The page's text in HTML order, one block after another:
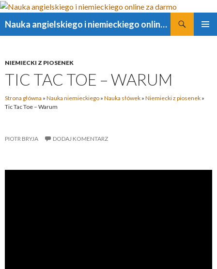
Nauka angielskiego i niemieckiego online za darmo
NIEMIECKI Z PIOSENEK
TIC TAC TOE – WARUM
Strona główna » Nauka niemieckiego » Nauka słówek » Niemiecki z piosenek »
Tic Tac Toe – Warum
PIOTR BRYJA DODAJ KOMENTARZ